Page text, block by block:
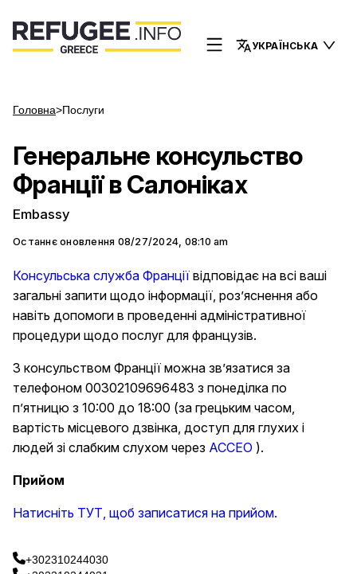
УКРАЇНСЬКА
Головна>Послуги
Генеральне консульство
Франції в Салоніках
Embassy
Останнє оновлення 08/27/2024, 08:10 am
Консульська служба Франції відповідає на всі ваші
загальні запити щодо інформації, роз’яснення або
навіть допомоги в проведенні адміністративної
процедури щодо послуг для французів.
З консульством Франції можна зв’язатися за
телефоном 00302109696483 з понеділка по
п’ятницю з 10:00 до 18:00 (за грецьким часом,
вартість місцевого дзвінка, доступ для глухих і
людей зі слабким слухом через ACCEO ).
Прийом
Натисніть ТУТ, щоб записатися на прийом.
+302310244030